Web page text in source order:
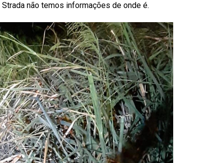
não temos informações de onde é.